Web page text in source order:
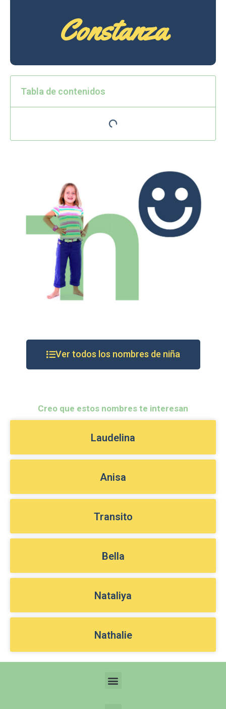
Constanza
Tabla de contenidos
Ver todos los nombres de niña
Creo que estos nombres te interesan
Laudelina
Anisa
Transito
Bella
Nataliya
Nathalie